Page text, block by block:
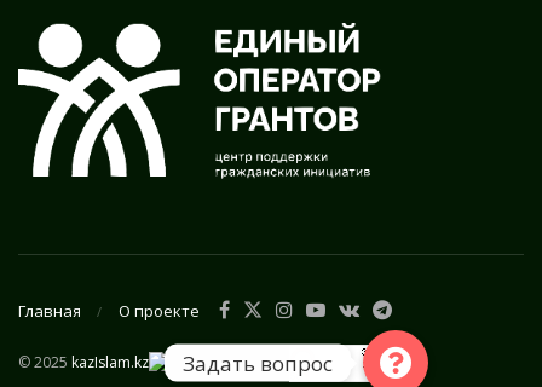
Главная О проекте
© 2025 kazIslam.kz Задать вопрос